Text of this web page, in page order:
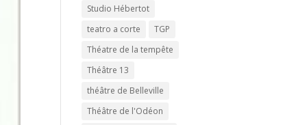
Studio Hébertot
teatro a corte
TGP
Théatre de la tempête
Théâtre 13
théâtre de Belleville
Théâtre de l'Odéon